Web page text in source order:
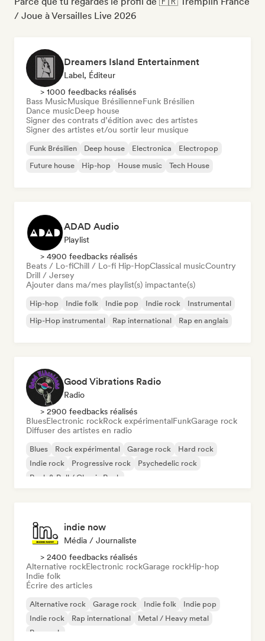
/ Joue à Versailles Live 2026
Dreamers Island Entertainment
Label, Éditeur
> 1000 feedbacks réalisés
Bass MusicMusique BrésilienneFunk Brésilien
Dance musicDeep house
Signer des contrats d’édition avec des artistes
Signer des artistes et/ou sortir leur musique
Funk Brésilien Deep house Electronica
Electropop
Future house
Hip-hop House music Tech House
ADAD Audio
Playlist
> 4900 feedbacks réalisés
Beats / Lo-fiChill / Lo-fi Hip-HopClassical musicCountry
Drill / Jersey
Ajouter dans ma/mes playlist(s) impactante(s)
Hip-hop Indie folk Indie pop Indie rock
Instrumental
Hip-Hop instrumental
Rap international Rap en anglais
Good Vibrations Radio
Radio
> 2900 feedbacks réalisés
BluesElectronic rockRock expérimentalFunkGarage rock
Diffuser des artistes en radio
Blues Rock expérimental Garage rock
Hard rock
Indie rock
Progressive rock
Psychedelic rock
Rock & Roll / Classic Rock
indie now
Média / Journaliste
> 2400 feedbacks réalisés
Alternative rockElectronic rockGarage rockHip-hop
Indie folk
Écrire des articles
Alternative rock Garage rock Indie folk
Indie pop
Indie rock
Rap international
Metal / Heavy metal
Pop rock